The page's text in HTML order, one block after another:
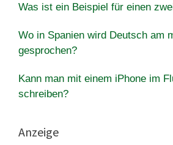
Was ist ein Beispiel für einen
Wo in Spanien wird Deutsch am
gesprochen?
Kann man mit einem iPhone im
schreiben?
Anzeige